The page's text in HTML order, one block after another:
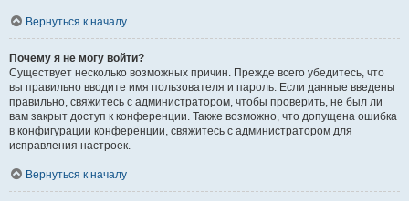
Вернуться к началу
Почему я не могу войти?
Существует несколько возможных причин. Прежде всего убедитесь, что
вы правильно вводите имя пользователя и пароль. Если данные введены
правильно, свяжитесь с администратором, чтобы проверить, не был ли
вам закрыт доступ к конференции. Также возможно, что допущена ошибка
в конфигурации конференции, свяжитесь с администратором для
исправления настроек.
Вернуться к началу